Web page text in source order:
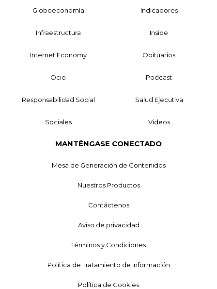
Globoeconomía Indicadores
Infraestructura Inside
Internet Economy Obituarios
Ocio Podcast
Responsabilidad Social Salud Ejecutiva
Sociales Videos
MANTÉNGASE CONECTADO
Mesa de Generación de Contenidos
Nuestros Productos
Contáctenos
Aviso de privacidad
Términos y Condiciones
Política de Tratamiento de Información
Política de Cookies